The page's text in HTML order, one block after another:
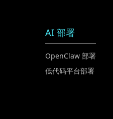
AI 部署
OpenClaw 部署
低代码平台部署